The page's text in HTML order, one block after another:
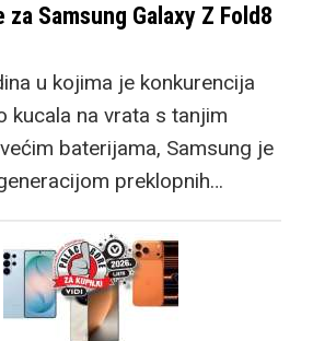
za Samsung Galaxy Z Fold8
u kojima je konkurencija
kucala na vrata s tanjim
baterijama, Samsung je
preklopnih…